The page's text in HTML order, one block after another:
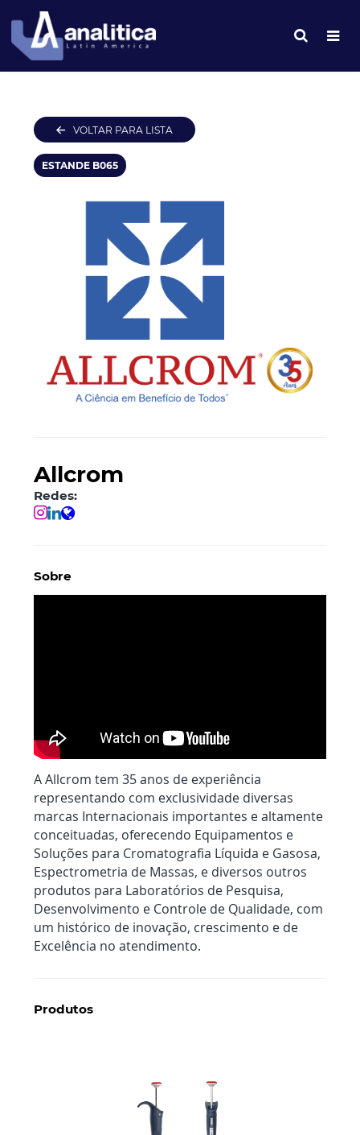
VOLTAR PARA LISTA
ESTANDE B065
Allcrom
Redes:
Sobre
A Allcrom tem 35 anos de experiência
representando com exclusividade diversas
marcas Internacionais importantes e altamente
conceituadas, oferecendo Equipamentos e
Soluções para Cromatografia Líquida e Gasosa,
Espectrometria de Massas, e diversos outros
produtos para Laboratórios de Pesquisa,
Desenvolvimento e Controle de Qualidade, com
um histórico de inovação, crescimento e de
Excelência no atendimento.
Produtos